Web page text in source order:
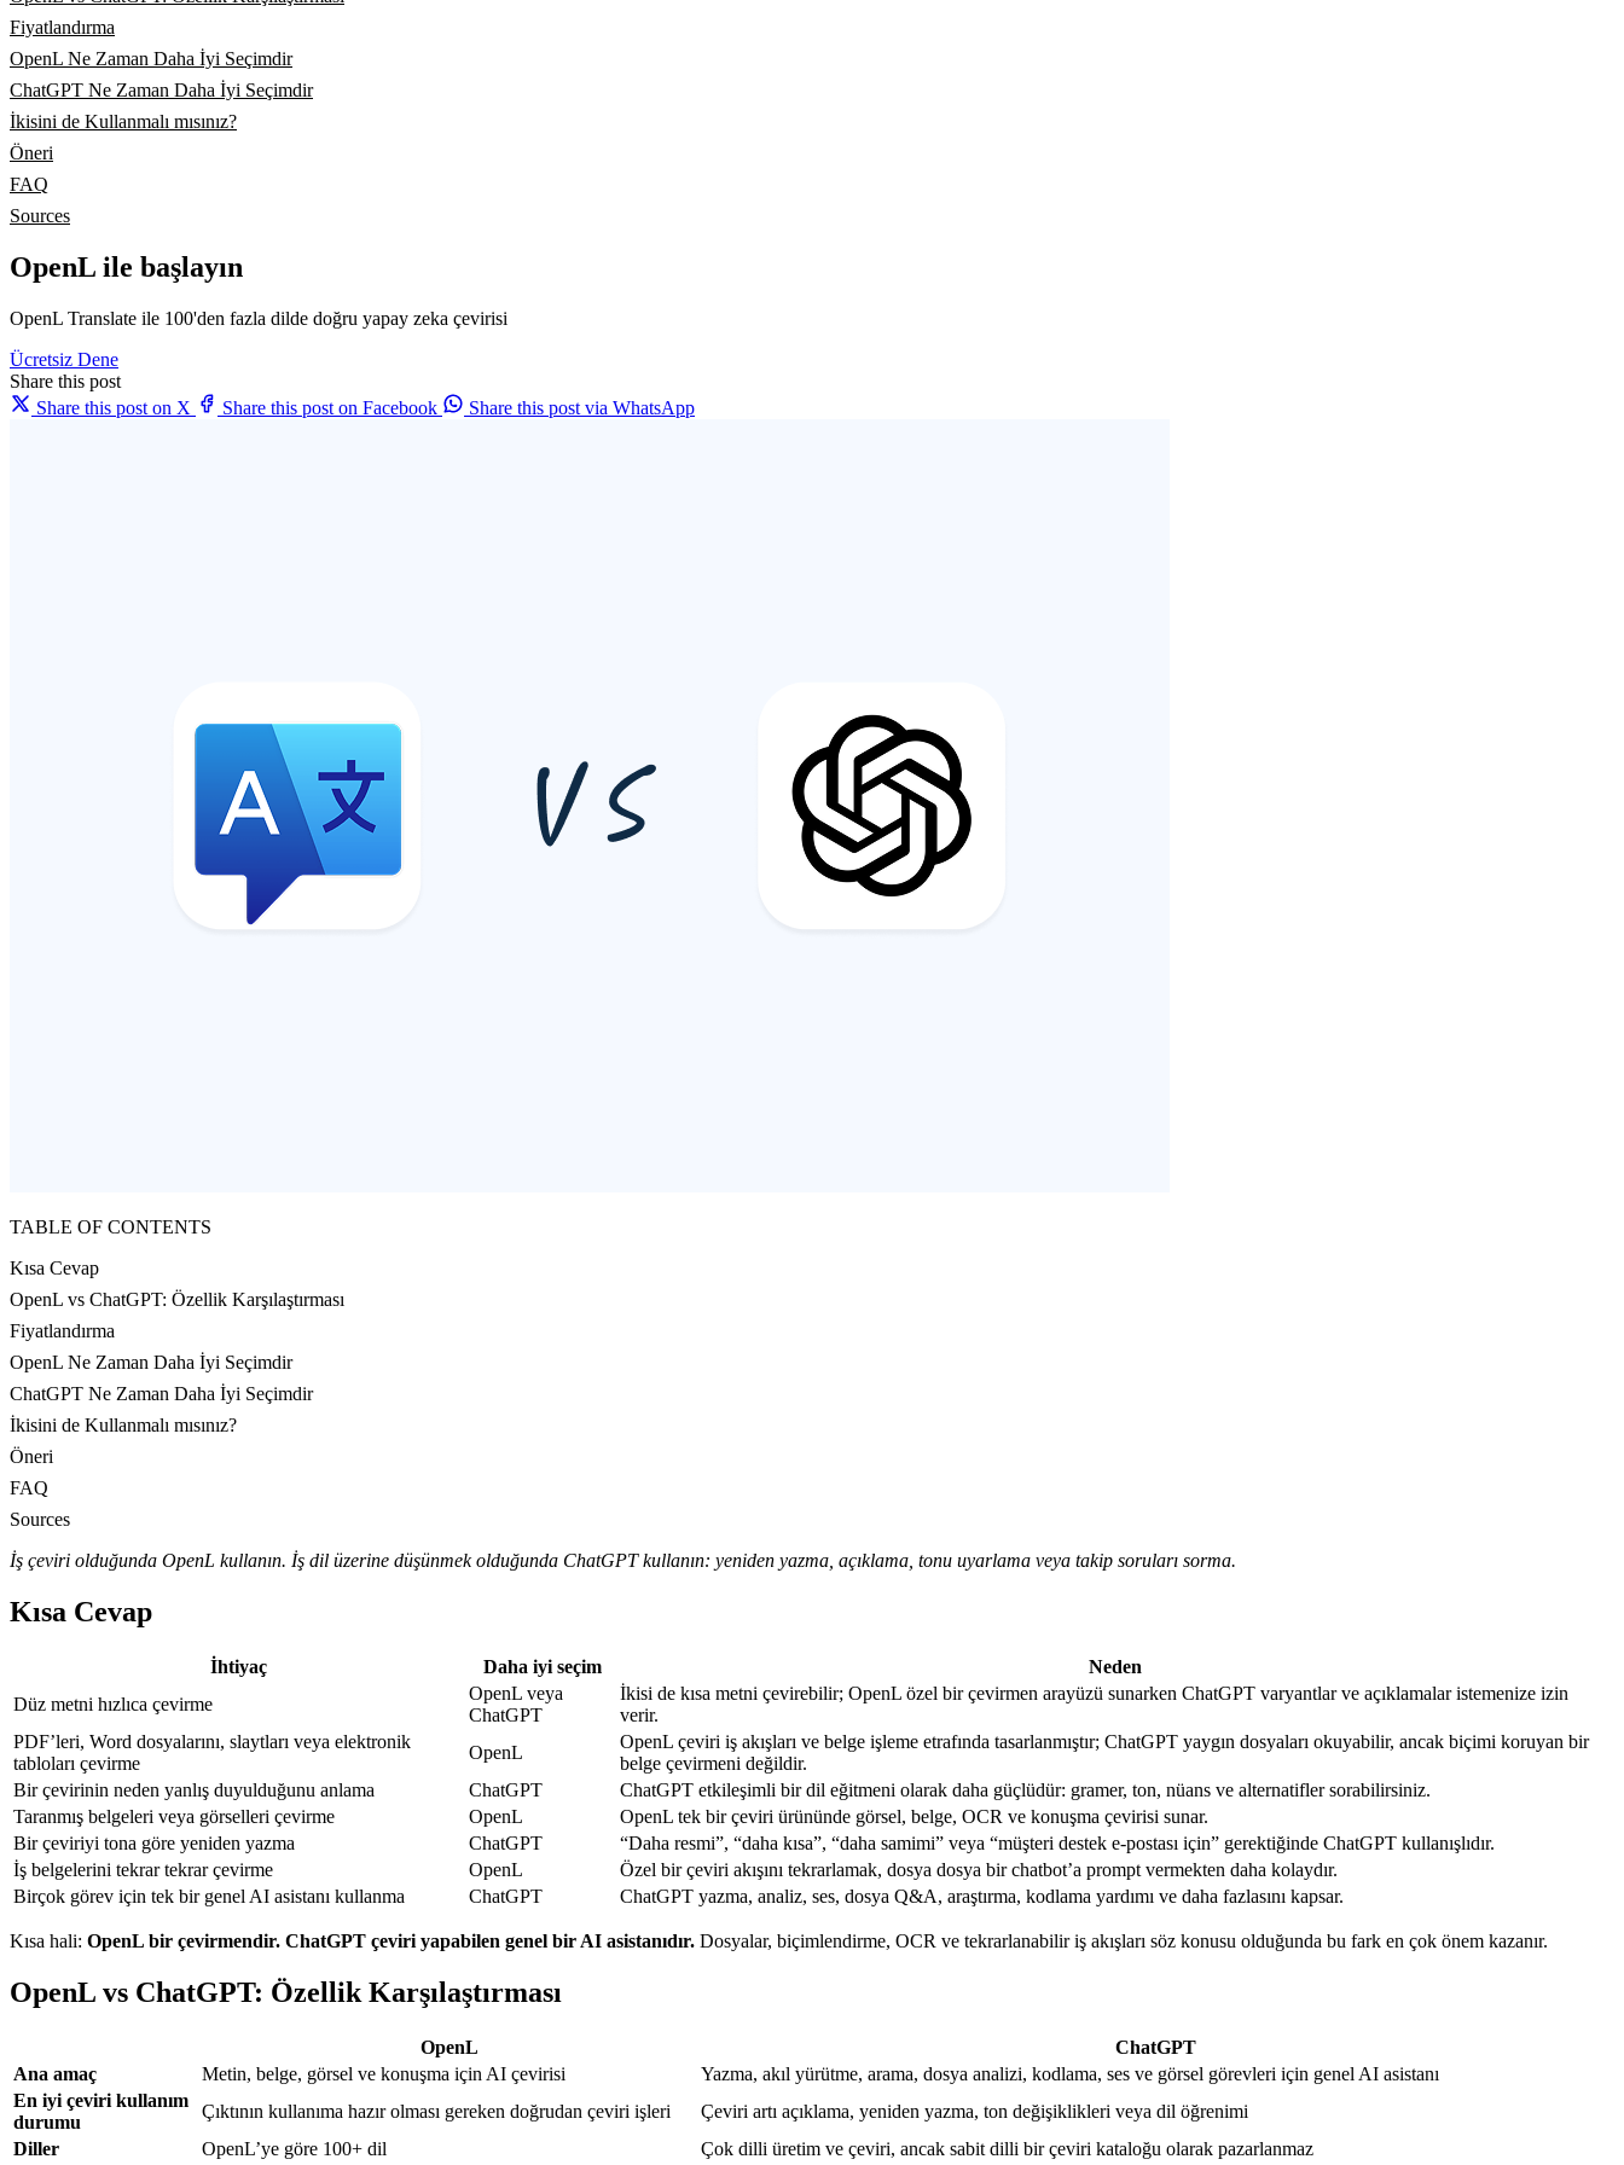
Fiyatlandırma
OpenL Ne Zaman Daha İyi Seçimdir
ChatGPT Ne Zaman Daha İyi Seçimdir
İkisini de Kullanmalı mısınız?
Öneri
FAQ
Sources
OpenL ile başlayın
OpenL Translate ile 100'den fazla dilde doğru yapay zeka çevirisi
Ücretsiz Dene
Share this post
Share this post on X
Share this post on Facebook Share this post via WhatsApp
TABLE OF CONTENTS
Kısa Cevap
OpenL vs ChatGPT: Özellik Karşılaştırması
Fiyatlandırma
OpenL Ne Zaman Daha İyi Seçimdir
ChatGPT Ne Zaman Daha İyi Seçimdir
İkisini de Kullanmalı mısınız?
Öneri
FAQ
Sources
İş çeviri olduğunda OpenL kullanın. İş dil üzerine düşünmek olduğunda ChatGPT kullanın: yeniden yazma, açıklama, tonu uyarlama veya takip soruları sorma.
Kısa Cevap
İhtiyaç Daha iyi seçim
Neden
Düz metni hızlıca çevirme
OpenL veya
ChatGPT
İkisi de kısa metni çevirebilir; OpenL özel bir çevirmen arayüzü sunarken ChatGPT varyantlar ve açıklamalar istemenize izin
verir.
PDF’leri, Word dosyalarını, slaytları veya elektronik
tabloları çevirme
OpenL
OpenL çeviri iş akışları ve belge işleme etrafında tasarlanmıştır; ChatGPT yaygın dosyaları okuyabilir, ancak biçimi koruyan bir
belge çevirmeni değildir.
Bir çevirinin neden yanlış duyulduğunu anlama
ChatGPT
ChatGPT etkileşimli bir dil eğitmeni olarak daha güçlüdür: gramer, ton, nüans ve alternatifler sorabilirsiniz.
Taranmış belgeleri veya görselleri çevirme
OpenL
OpenL tek bir çeviri ürününde görsel, belge, OCR ve konuşma çevirisi sunar.
Bir çeviriyi tona göre yeniden yazma
ChatGPT
“Daha resmi”, “daha kısa”, “daha samimi” veya “müşteri destek e-postası için” gerektiğinde ChatGPT kullanışlıdır.
İş belgelerini tekrar tekrar çevirme
OpenL
Özel bir çeviri akışını tekrarlamak, dosya dosya bir chatbot’a prompt vermekten daha kolaydır.
Birçok görev için tek bir genel AI asistanı kullanma
ChatGPT ChatGPT yazma, analiz, ses, dosya Q&A, araştırma, kodlama yardımı ve daha fazlasını kapsar.
Kısa hali: OpenL bir çevirmendir. ChatGPT çeviri yapabilen genel bir AI asistanıdır. Dosyalar, biçimlendirme, OCR ve tekrarlanabilir iş akışları söz konusu olduğunda bu fark en çok önem kazanır.
OpenL vs ChatGPT: Özellik Karşılaştırması
OpenL
ChatGPT
Ana amaç
Metin, belge, görsel ve konuşma için AI çevirisi
Yazma, akıl yürütme, arama, dosya analizi, kodlama, ses ve görsel görevleri için genel AI asistanı
En iyi çeviri kullanım
durumu
Çıktının kullanıma hazır olması gereken doğrudan çeviri işleri
Çeviri artı açıklama, yeniden yazma, ton değişiklikleri veya dil öğrenimi
Diller
OpenL’ye göre 100+ dil
Çok dilli üretim ve çeviri, ancak sabit dilli bir çeviri kataloğu olarak pazarlanmaz